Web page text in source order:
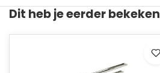
Dit heb je eerder bekeken